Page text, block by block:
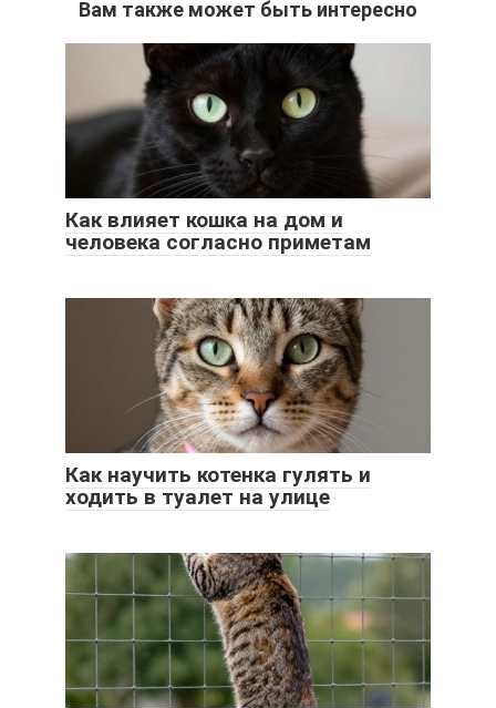
Вам также может быть интересно
Как влияет кошка на дом и
человека согласно приметам
Как научить котенка гулять и
ходить в туалет на улице